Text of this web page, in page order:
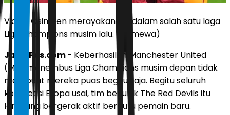
Victor Osimhen merayakan gol dalam salah satu laga
Liga Champions musim lalu. (Istimewa)
JawaPos.com- Keberhasilan Manchester United
(MU) menembus Liga Champions musim depan tidak
membuat mereka puas begitu saja. Begitu seluruh
kompetisi Eropa usai, tim berjuluk The Red Devils itu
langsung bergerak aktif berburu pemain baru.